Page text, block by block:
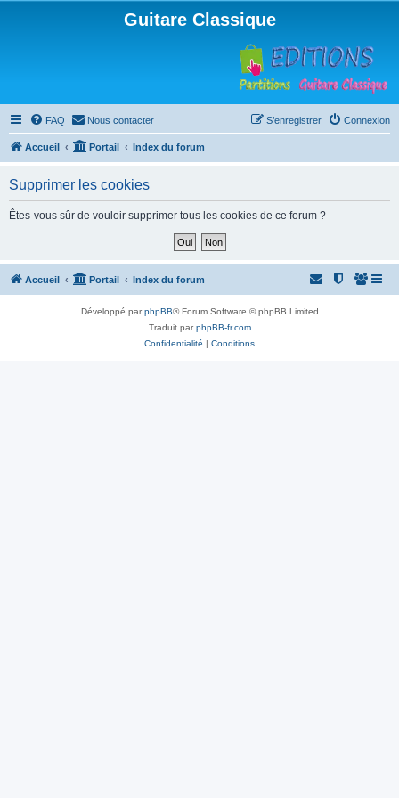
Guitare Classique
FAQ Nous contacter Connexion
S’enregistrer
Accueil Portail Index du forum
Supprimer les cookies
Êtes-vous sûr de vouloir supprimer tous les cookies de ce forum ?
Accueil Portail Index du forum
Développé parphpBB® Forum Software © phpBB Limited
Traduit parphpBB-fr.com
Confidentialité | Conditions